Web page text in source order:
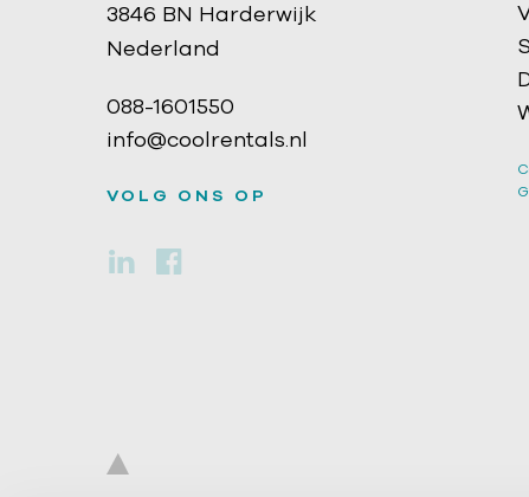
3846 BN Harderwijk
Nederland
088-1601550
info@coolrentals.nl
VOLG ONS OP